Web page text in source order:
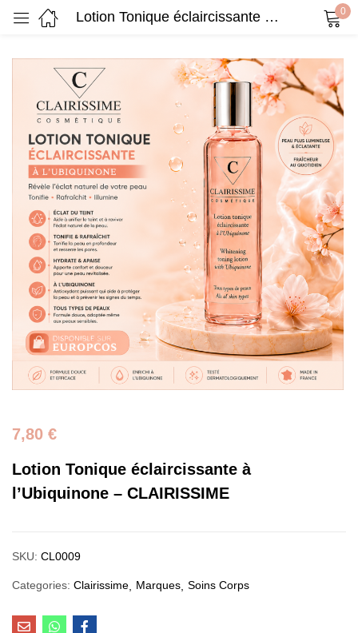
Lotion Tonique éclaircissante à l’Ubiquinone – CLAIRISSIME 0
7,80 €
Lotion Tonique éclaircissante à
l’Ubiquinone – CLAIRISSIME
SKU: CL0009
Categories: Clairissime Marques Soins Corps
Remember me Lost password?
Log in
Create an account